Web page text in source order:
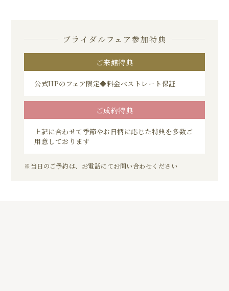
ブライダルフェア参加特典
ご来館特典
公式HPのフェア限定◆料金ベストレート保証
ご成約特典
上記に合わせて季節やお日柄に応じた特典を多数ご
用意しております
※当日のご予約は、お電話にてお問い合わせください